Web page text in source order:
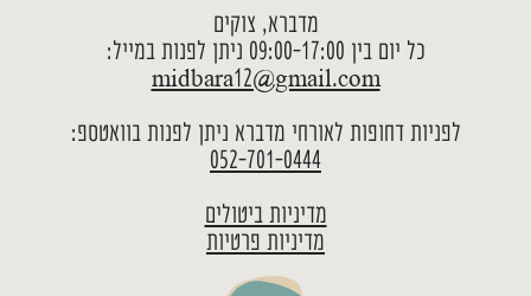
מדברא, צוקים
כל יום בין 09:00-17:00 ניתן לפנות במייל:
midbara12@gmail.com
לפניות דחופות לאורחי מדברא ניתן לפנות בוואטספ:
052-701-0444
מדיניות ביטולים
מדיניות פרטיות